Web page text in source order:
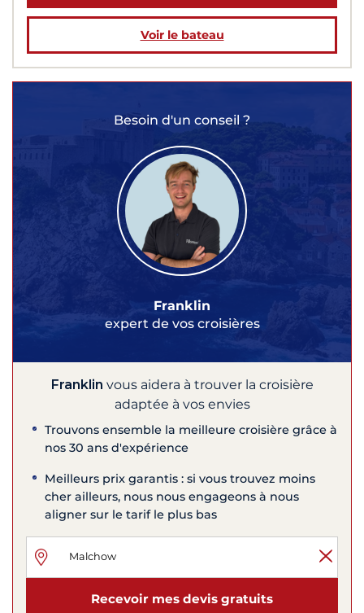
Voir le bateau
Besoin d'un conseil ?
Franklin
expert de vos croisières
Franklin vous aidera à trouver la croisière
adaptée à vos envies
Trouvons ensemble la meilleure croisière grâce à
nos 30 ans d'expérience
Meilleurs prix garantis : si vous trouvez moins
cher ailleurs, nous nous engageons à nous
aligner sur le tarif le plus bas
Recevoir mes devis gratuits